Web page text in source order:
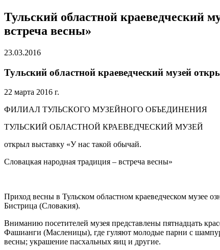
Тульский областной краеведческий
встреча весны»
23.03.2016
Тульский областной краеведческий музей
22 марта 2016 г.
ФИЛИАЛ ТУЛЬСКОГО МУЗЕЙНОГО ОБЪЕДИНЕНИЯ
ТУЛЬСКИЙ ОБЛАСТНОЙ КРАЕВЕДЧЕСКИЙ МУЗЕЙ
открыл выставку «У нас такой обычай.
Словацкая народная традиция – встреча весны»
Приход весны в Тульском областном краеведческом музее
Бистрица (Словакия).
Вниманию посетителей музея представлены пятнадцать
Фашианги (Масленицы), где гуляют молодые парни с
весны; украшение пасхальных яиц и другие.